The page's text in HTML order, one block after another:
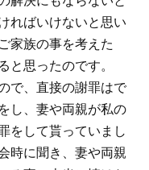
ればいけないと思い
家族の事を考えた
と思ったのです。
で、直接の謝罪はで
し、妻や両親が私の
をして貰っていまし
時に聞き、妻や両親